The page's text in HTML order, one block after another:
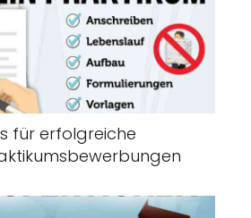
für erfolgreiche